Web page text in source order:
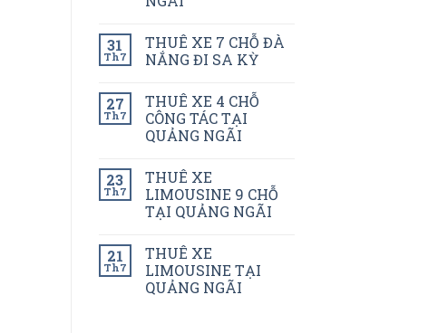
31
Th7
THUÊ XE 7 CHỖ ĐÀ
NẮNG ĐI SA KỲ
27
Th7
THUÊ XE 4 CHỖ
CÔNG TÁC TẠI
QUẢNG NGÃI
23
Th7
THUÊ XE
LIMOUSINE 9 CHỖ
TẠI QUẢNG NGÃI
21
Th7
THUÊ XE
LIMOUSINE TẠI
QUẢNG NGÃI